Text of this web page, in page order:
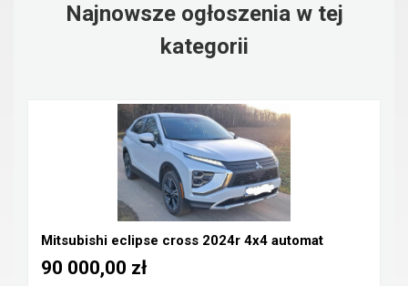
Najnowsze ogłoszenia w tej
kategorii
Mitsubishi eclipse cross 2024r 4x4 automat
90 000,00 zł